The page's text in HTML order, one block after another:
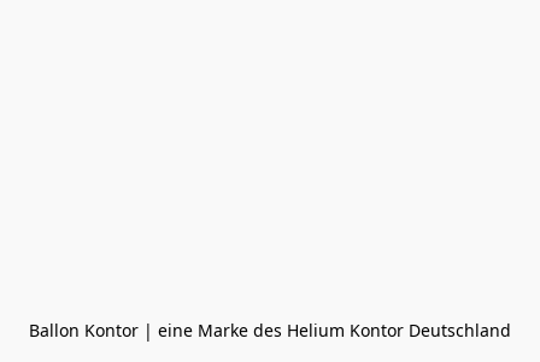
Ballon Kontor | eine Marke des Helium Kontor Deutschland